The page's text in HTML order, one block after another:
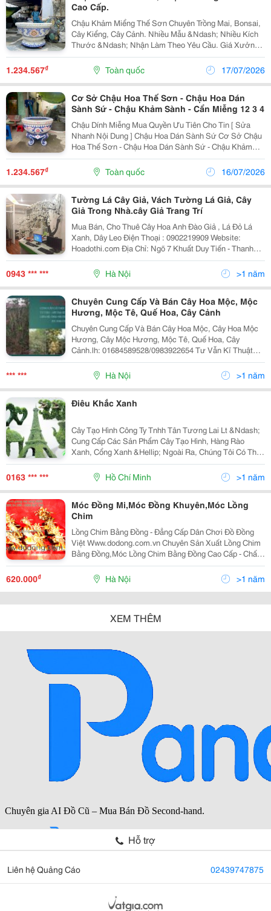
Cao Cấp.
Chậu Khảm Miểng Thế Sơn Chuyên Trồng Mai, Bonsai,
Cây Kiểng, Cây Cảnh. Nhiều Mẫu &Ndash; Nhiều Kích
Thước &Ndash; Nhận Làm Theo Yêu Cầu. Giá Xưởng.
Giao Hàng Toàn Quốc. Thủ Đức, Tp.hcm Zalo/Hotline:
0933 181 317 #Chaukhammieng...
1.234.567₫ Toàn quốc 17/07/2026
Cơ Sở Chậu Hoa Thế Sơn - Chậu Hoa Dán
Sành Sứ - Chậu Khảm Sành - Cẩn Miễng 12 3 4
Chậu Dính Miễng Mua Quyền Ưu Tiên Cho Tin [ Sửa
Nhanh Nội Dung ] Chậu Hoa Dán Sành Sứ Cơ Sở Chậu
Hoa Thế Sơn - Chậu Hoa Dán Sành Sứ - Chậu Khảm
Sành - Cẩn Miễng -Kiểu Dáng Tinh Tế Trang Nhã Phù
Hợp Không Gian Căn Nhà Bạn -Với Nhiều Mẫu Mã...
1.234.567₫ Toàn quốc 16/07/2026
Tường Lá Cây Giả, Vách Tường Lá Giả, Cây
Giả Trong Nhà.cây Giả Trang Trí
Mua Bán, Cho Thuê Cây Hoa Anh Đào Giả , Lá Đỏ Lá
Xanh, Dây Leo Điện Thoại : 0902219909 Website:
Hoadothi.com Địa Chỉ: Ngõ 7 Khuất Duy Tiến - Thanh
Xuân -Hà Nội Email: Hoadothihanoi@Gmail.com
Facebook: Https://Www.facebook.com/ Shopcay.
0943 *** *** Hà Nội >1 năm
Chuyên Cung Cấp Và Bán Cây Hoa Mộc, Mộc
Hương, Mộc Tê, Quế Hoa, Cây Cảnh
Chuyên Cung Cấp Và Bán Cây Hoa Mộc, Cây Hoa Mộc
Hương, Cây Mộc Hương, Mộc Tê, Quế Hoa, Cây
Cảnh.lh: 01684589528/0983922654 Tư Vẫn Kĩ Thuật
Trồng Và Chăm Sóc Liên Hệ: Ông Chuốt -
01684589528/0983922654 Địa Chỉ: Đội 8 - Thôn Phú
Trạch - Xã Mễ S
*** *** Hà Nội >1 năm
Điêu Khắc Xanh
Cây Tạo Hình Công Ty Tnhh Tân Tương Lai Lt &Ndash;
Cung Cấp Các Sản Phẩm Cây Tạo Hình, Hàng Rào
Xanh, Cổng Xanh &Hellip; Ngoài Ra, Chúng Tôi Có Thể
Tạo Nên Tác Phẩm Theo Ý Tưởng Của Quý Khách. Liên
Hệ: 0163. 854.1636 Hoặc 094. 215. 65. 65 Nhà Chòi, N
0163 *** *** Hồ Chí Minh >1 năm
Móc Đồng Mi,Móc Đồng Khuyên,Móc Lồng
Chim
Lồng Chim Bằng Đồng - Đẳng Cấp Dân Chơi Đồ Đồng
Việt Www.dodong.com.vn Chuyên Sản Xuất Lồng Chim
Bằng Đồng,Móc Lồng Chim Bằng Đồng Cao Cấp - Chất
Liệu Đồng Vàng Sáng Bóng,Độ Tinh Xảo Cao Cấp - Đặt
Hàng Theo Mẫu Mã,Kích Thước
620.000₫ Hà Nội >1 năm
XEM THÊM
Hỗ trợ
Liên hệ Quảng Cáo 02439747875